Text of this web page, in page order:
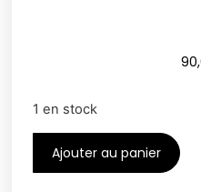
1 en stock
Ajouter au panier